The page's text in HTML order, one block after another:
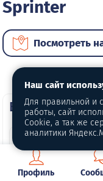
Sprinter
Посмотреть
ВИП
Профиль
Наш сайт
Для правильной и
работы, сайт
Cookie, а так же
аналитики